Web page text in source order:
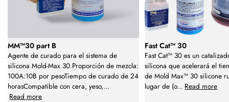
MM™30 part B
Agente de curado para el sistema de
silicona Mold-Max 30.Proporción de mezcla:
100A:10B por pesoTiempo de curado de 24
horasCompatible con cera, yeso,...
Read more
Fast Cat™ 30
Fast Cat™ 30 es un
silicona que acelerará el
de Mold Max™ 30 silicone
lugar de (o... Read more